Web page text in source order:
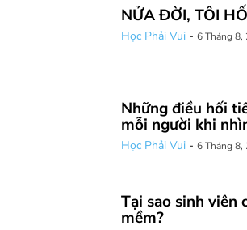
NỬA ĐỜI, TÔI
Học Phải Vui - 6 Tháng 8,
Những điều hối
mỗi người khi
Học Phải Vui - 6 Tháng 8,
Tại sao sinh viên
mềm?